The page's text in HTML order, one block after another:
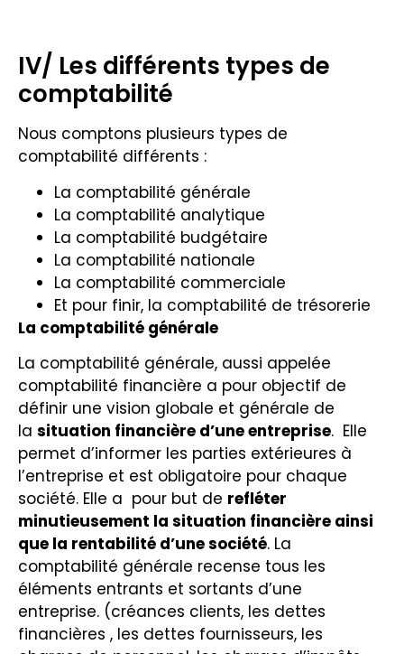
IV/ Les différents types de
comptabilité
Nous comptons plusieurs types de
comptabilité différents :
La comptabilité générale
La comptabilité analytique
La comptabilité budgétaire
La comptabilité nationale
La comptabilité commerciale
Et pour finir, la comptabilité de trésorerie
La comptabilité générale
La comptabilité générale, aussi appelée
comptabilité financière a pour objectif de
définir une vision globale et générale de
la situation financière d’une entreprise. Elle
permet d’informer les parties extérieures à
l’entreprise et est obligatoire pour chaque
société. Elle a pour but de refléter
minutieusement la situation financière ainsi
que la rentabilité d’une société. La
comptabilité générale recense tous les
éléments entrants et sortants d’une
entreprise. (créances clients, les dettes
financières , les dettes fournisseurs, les